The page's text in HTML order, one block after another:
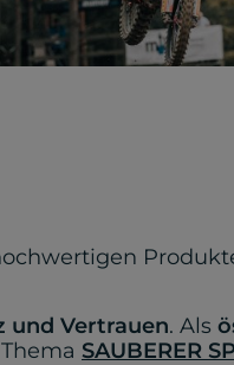
und Vertrauen. Als
SAUBERER